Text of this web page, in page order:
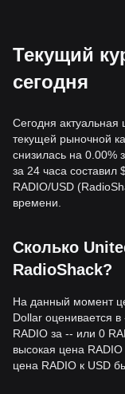
Текущий
сегодня
Сегодня актуальная
текущей рыночной
снизилась на 0.00%
за 24 часа
RADIO/USD
времени.
Сколько
RadioShack?
На данный момент
Dollar оценивается
RADIO за -- или 0
высокая цена
цена RADIO к USD